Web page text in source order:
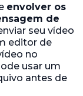
envolver os
de
seu vídeo
editor de
no
usar um
antes de